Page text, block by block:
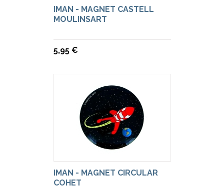
IMAN - MAGNET CASTELL
MOULINSART
5,95 €
IMAN - MAGNET CIRCULAR
COHET